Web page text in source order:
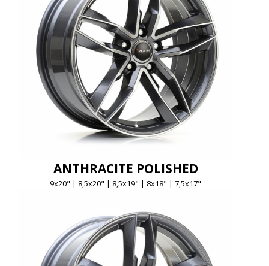
ANTHRACITE POLISHED
9x20" | 8,5x20" | 8,5x19" | 8x18" | 7,5x17"